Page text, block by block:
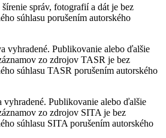
správ, fotografií a dát je bez
súhlasu porušením autorského
vyhradené. Publikovanie alebo ďalšie
zo zdrojov TASR je bez
súhlasu TASR porušením autorského
Publikovanie alebo ďalšie
zo zdrojov SITA je bez
súhlasu SITA porušením autorského